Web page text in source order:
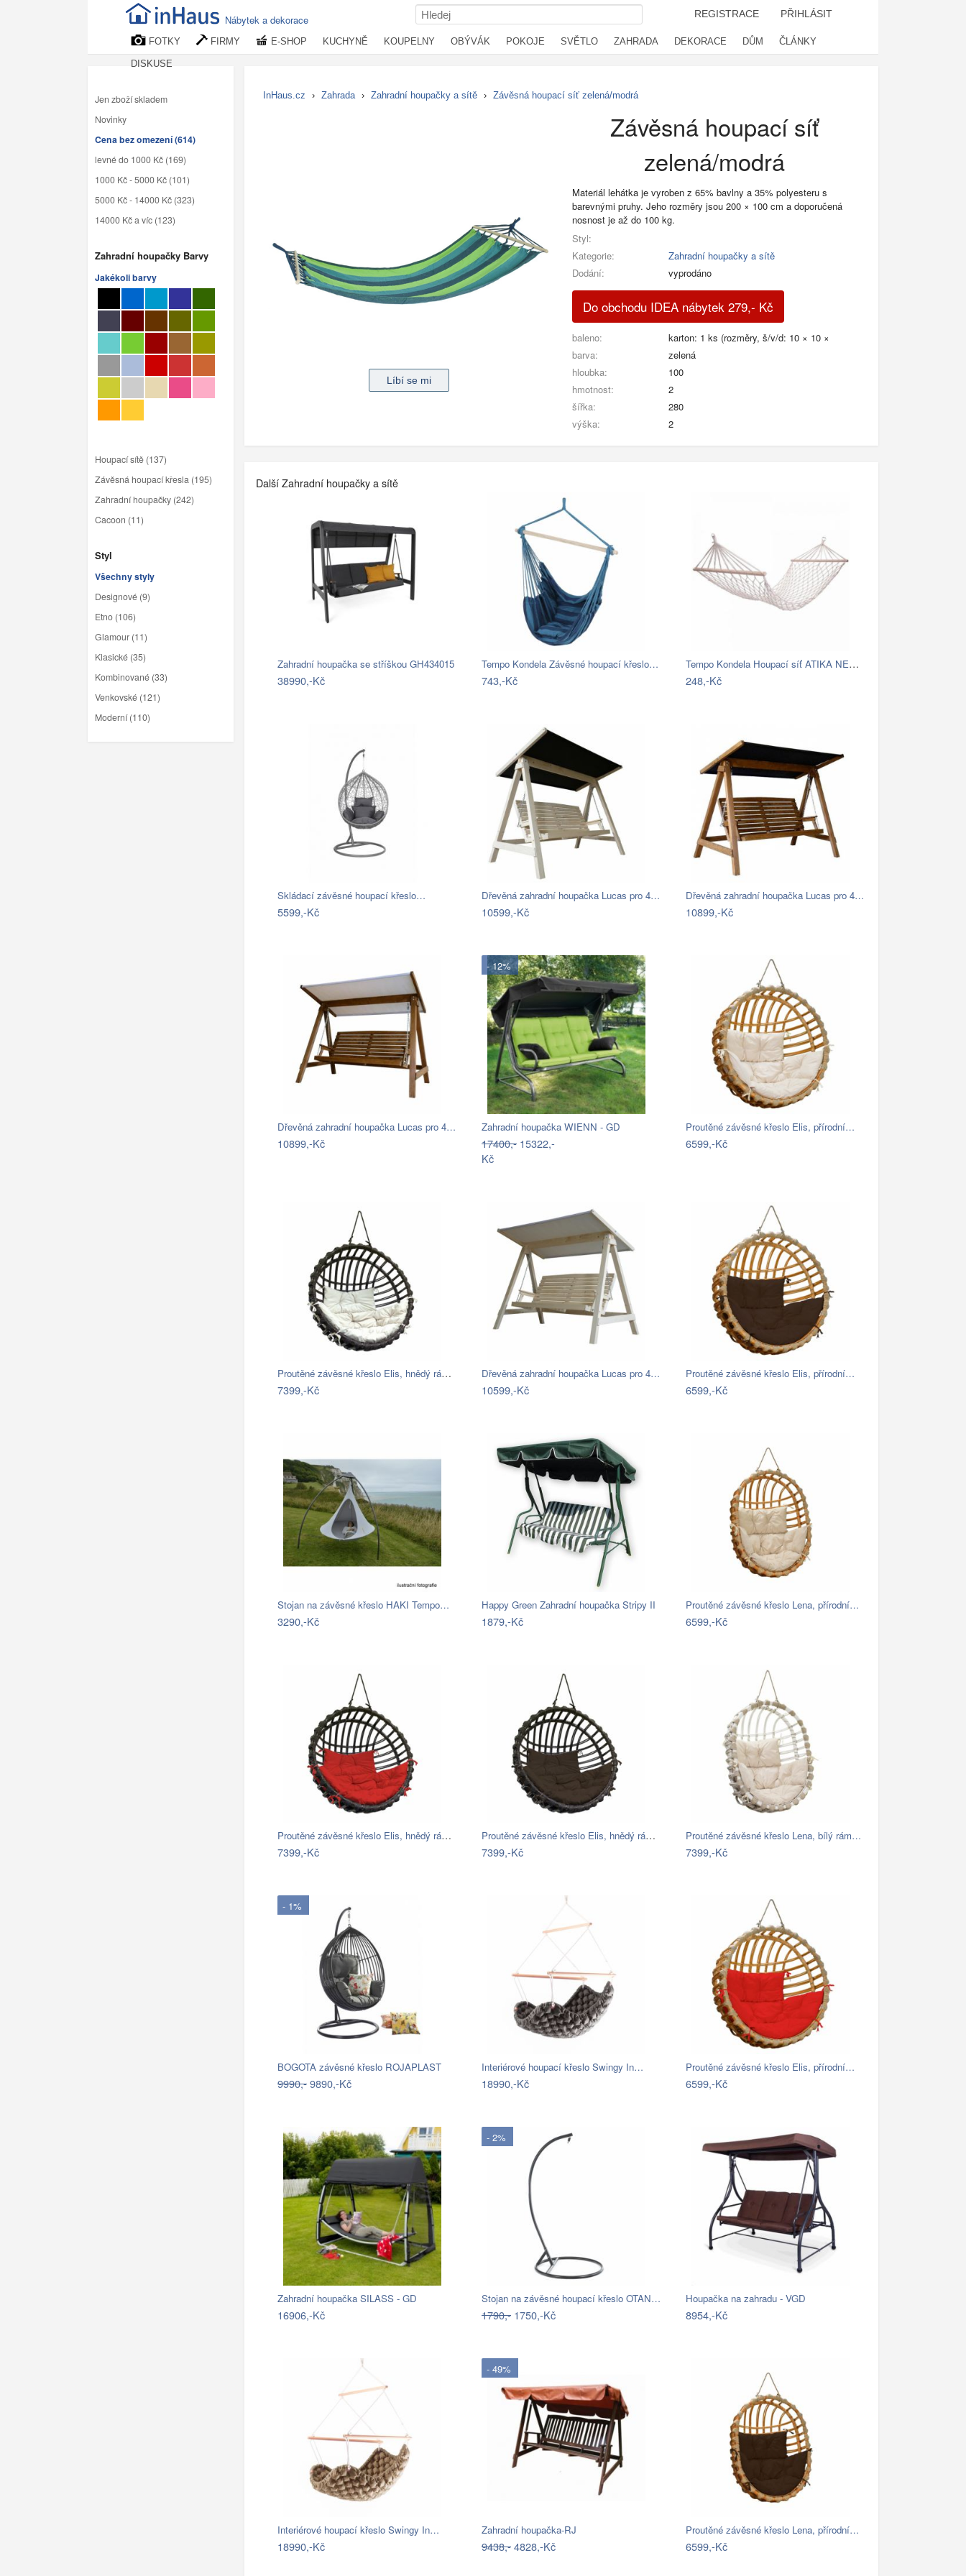
Nábytek a dekorace REGISTRACE PŘIHLÁSIT
FOTKY FIRMY E-SHOP KUCHYNĚ KOUPELNY OBÝVÁK POKOJE SVĚTLO ZAHRADA DEKORACE DŮM ČLÁNKY
DISKUSE
Jen zboží skladem
Novinky
Cena bez omezení (614)
levné do 1000 Kč (169)
1000 Kč - 5000 Kč (101)
5000 Kč - 14000 Kč (323)
14000 Kč a víc (123)
Zahradní houpačky Barvy
Jakékoli barvy
Houpací sítě (137)
Závěsná houpací křesla (195)
Zahradní houpačky (242)
Cacoon (11)
Styl
Všechny styly
Designové (9)
Etno (106)
Glamour (11)
Klasické (35)
Kombinované (33)
Venkovské (121)
Moderní (110)
InHaus.cz › Zahrada › Zahradní houpačky a sítě › Závěsná houpací síť zelená/modrá
Závěsná houpací síť
zelená/modrá
Materiál lehátka je vyroben z 65% bavlny a 35% polyesteru s
barevnými pruhy. Jeho rozměry jsou 200 × 100 cm a doporučená
nosnost je až do 100 kg.
Styl:
Kategorie:
Zahradní houpačky a sítě
Dodání:
vyprodáno
Do obchodu IDEA nábytek 279,- Kč
baleno:
karton: 1 ks (rozměry, š/v/d: 10 × 10 ×
barva:
zelená
hloubka:
100
hmotnost:
2
šířka:
280
výška:
2
Další Zahradní houpačky a sítě
Zahradní houpačka se stříškou GH434015
38990,-Kč
Tempo Kondela Závěsné houpací křeslo…
743,-Kč
Tempo Kondela Houpací síť ATIKA NEW TYP…
248,-Kč
Skládací závěsné houpací křeslo…
5599,-Kč
Dřevěná zahradní houpačka Lucas pro 4…
10599,-Kč
Dřevěná zahradní houpačka Lucas pro 4…
10899,-Kč
Dřevěná zahradní houpačka Lucas pro 4…
10899,-Kč
- 12%
Zahradní houpačka WIENN - GD
17400,- 15322,-
Kč
Proutěné závěsné křeslo Elis, přírodní…
6599,-Kč
Proutěné závěsné křeslo Elis, hnědý rám…
7399,-Kč
Dřevěná zahradní houpačka Lucas pro 4…
10599,-Kč
Proutěné závěsné křeslo Elis, přírodní…
6599,-Kč
Stojan na závěsné křeslo HAKI Tempo…
3290,-Kč
Happy Green Zahradní houpačka Stripy II
1879,-Kč
Proutěné závěsné křeslo Lena, přírodní…
6599,-Kč
Proutěné závěsné křeslo Elis, hnědý rám…
7399,-Kč
Proutěné závěsné křeslo Elis, hnědý rám…
7399,-Kč
Proutěné závěsné křeslo Lena, bílý rám…
7399,-Kč
- 1%
BOGOTA závěsné křeslo ROJAPLAST
9990,-9890,-Kč
Interiérové houpací křeslo Swingy In…
18990,-Kč
Proutěné závěsné křeslo Elis, přírodní…
6599,-Kč
Zahradní houpačka SILASS - GD
16906,-Kč
- 2%
Stojan na závěsné houpací křeslo OTAN…
1790,- 1750,-Kč
Houpačka na zahradu - VGD
8954,-Kč
Interiérové houpací křeslo Swingy In…
18990,-Kč
- 49%
Zahradní houpačka-RJ
9438,-4828,-Kč
Proutěné závěsné křeslo Lena, přírodní…
6599,-Kč